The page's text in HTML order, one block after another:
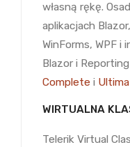
własną rękę.
aplikacjach
WinForms, WPF i
Blazor i
Complete i
WIRTUALNA
Telerik Virtual